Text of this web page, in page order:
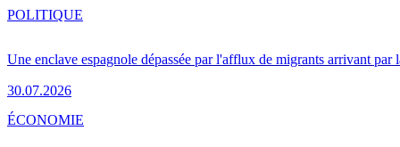
Une enclave espagnole dépassée par l'afflux de migrants arrivant par
30.07.2026
POLITIQUE
ÉCONOMIE